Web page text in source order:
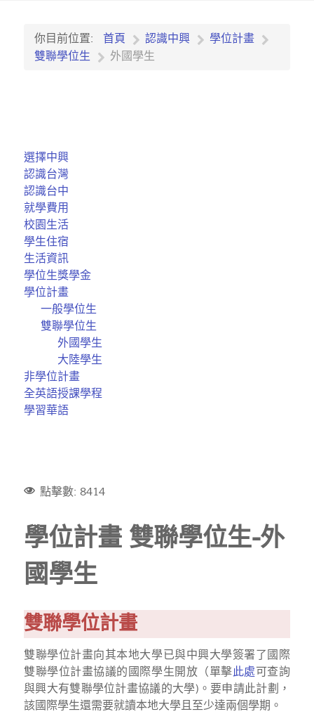
你目前位置: 首頁 認識中興
學位計畫
雙聯學位生
外國學生
選擇中興
認識台灣
認識台中
就學費用
校園生活
學生住宿
生活資訊
學位生獎學金
學位計畫
一般學位生
雙聯學位生
外國學生
大陸學生
非學位計畫
全英語授課學程
學習華語
點擊數: 8414
學位計畫 雙聯學位生-外
國學生
雙聯學位計畫
雙聯學位計畫向其本地大學已與中興大學簽署了國際
雙聯學位計畫協議的國際學生開放（單擊此處可查詢
與興大有雙聯學位計畫協議的大學)。要申請此計劃，
該國際學生還需要就讀本地大學且至少達兩個學期。